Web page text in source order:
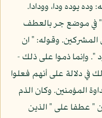
يوده ودا، وودادا.
" في موضع جر بالعطف
المشركين. وقوله: " ان
وإنما ذموا على ذلك -
في دلالة على أنهم فعلوا
المؤمنين. وكان الذم
" عطفا على " الذين